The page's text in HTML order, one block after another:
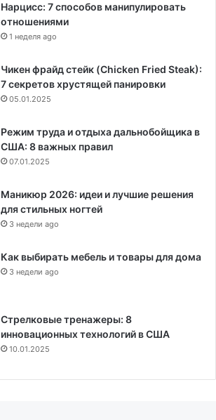
Нарцисс: 7 способов манипулировать
отношениями
1 неделя ago
Чикен фрайд стейк (Chicken Fried Steak):
7 секретов хрустящей панировки
05.01.2025
Режим труда и отдыха дальнобойщика в
США: 8 важных правил
07.01.2025
Маникюр 2026: идеи и лучшие решения
для стильных ногтей
3 недели ago
Как выбирать мебель и товары для дома
3 недели ago
Стрелковые тренажеры: 8
инновационных технологий в США
10.01.2025